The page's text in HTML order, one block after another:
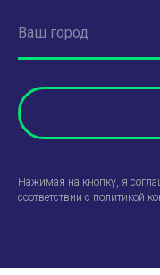
Ваш город
Нажимая на кнопку, я
соответствии с политикой